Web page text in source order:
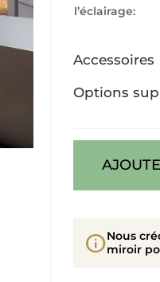
l’éclairage:
Accessoires
Options
infoNous
miroir